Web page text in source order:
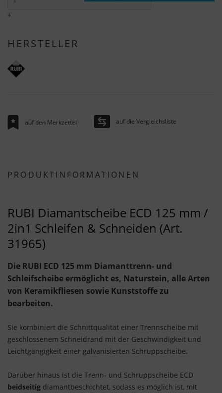
+
In den Warenkorb
HERSTELLER
auf den Merkzettel auf die Vergleichsliste
PRODUKTINFORMATIONEN
RUBI Diamantscheibe ECD 125 mm /
2in1 Schleifen & Schneiden (Art.
31965)
Die RUBI ECD 125 mm Diamanttrenn- und
Schleifscheibe ermöglicht es, Naturstein, alle Arten
von Keramikfliesen sowie Kunststoffe zu
bearbeiten.
Sie kombiniert die Schnittqualität einer Trennscheibe mit
geschlossenem Schneidrand mit der Geschwindigkeit und
Leichtgängigkeit einer galvanisierten Schruppscheibe.
Darüber hinaus ist die Trenn- und Schruppscheibe ECD
beidseitig diamantbeschichtet, sodass es möglich ist, mit